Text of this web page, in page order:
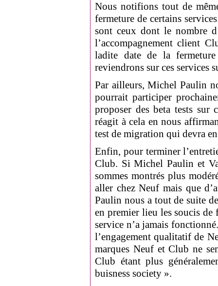
Nous notifions tout de
fermeture de certains
sont ceux dont le nombre
l’accompagnement client
ladite date de la
reviendrons sur ces services
Par ailleurs, Michel Paulin
pourrait participer
proposer des beta tests sur
réagit à cela en nous
test de migration qui devra
Enfin, pour terminer
Club. Si Michel Paulin et
sommes montrés plus
aller chez Neuf mais que
Paulin nous a tout de suite
en premier lieu les soucis de
service n’a jamais
l’engagement qualitatif de
marques Neuf et Club ne
Club étant plus
buisness society ».